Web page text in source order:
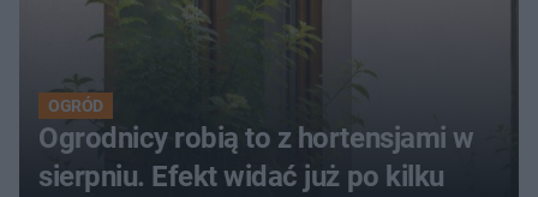
OGRÓD
Ogrodnicy robią to z hortensjami w
sierpniu. Efekt widać już po kilku